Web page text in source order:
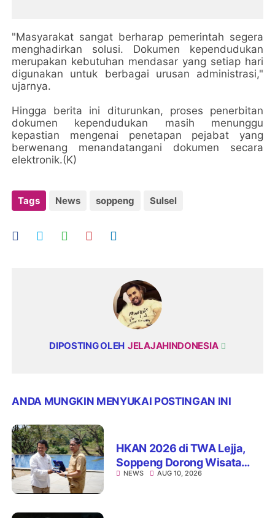
"Masyarakat sangat berharap pemerintah segera
menghadirkan solusi. Dokumen kependudukan
merupakan kebutuhan mendasar yang setiap hari
digunakan untuk berbagai urusan administrasi,"
ujarnya.
Hingga berita ini diturunkan, proses penerbitan
dokumen kependudukan masih menunggu
kepastian mengenai penetapan pejabat yang
berwenang menandatangani dokumen secara
elektronik.(K)
Tags News soppeng Sulsel
DIPOSTING OLEH JELAJAHINDONESIA
ANDA MUNGKIN MENYUKAI POSTINGAN INI
HKAN 2026 di TWA Lejja,
Soppeng Dorong Wisata
Sejalan dengan Konservasi
NEWS AUG 10, 2026